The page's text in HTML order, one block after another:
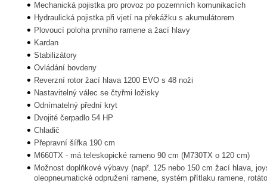
Mechanická pojistka pro provoz po pozemních komunikacích
Hydraulická pojistka při vjetí na překážku s akumulátorem
Plovoucí poloha prvního ramene a žací hlavy
Kardan
Stabilizátory
Ovládání bovdeny
Reverzní rotor žací hlava 1200 EVO s 48 noži
Nastavitelný válec se čtyřmi ložisky
Odnímatelný přední kryt
Dvojité čerpadlo 54 HP
Chladič
Přepravní šířka 190 cm
M660TX - má teleskopické rameno 90 cm (M730TX o 120 cm)
Možnost doplňkové výbavy (např. 125 nebo 150 cm žací hlava,
oleopneumatické odpružení ramene, systém přítlaku ramene,